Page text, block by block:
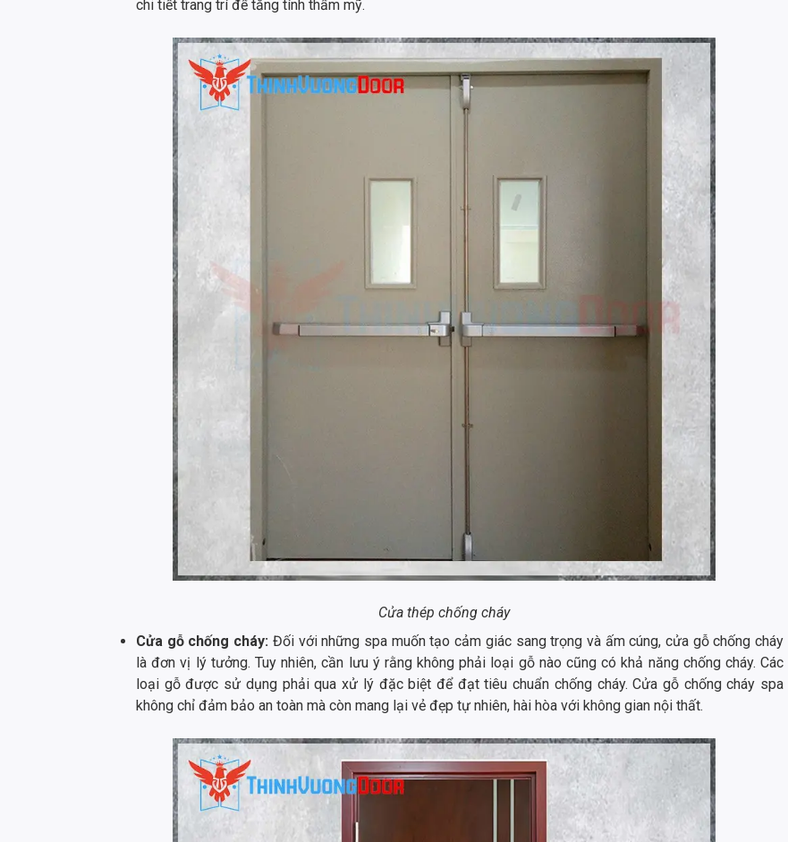
chi tiết trang trí để tăng tính thẩm mỹ.
Cửa thép chống cháy
Cửa gỗ chống cháy: Đối với những spa muốn tạo cảm giác sang trọng và ấm cúng, cửa gỗ chống cháy
là đơn vị lý tưởng. Tuy nhiên, cần lưu ý rằng không phải loại gỗ nào cũng có khả năng chống cháy. Các
loại gỗ được sử dụng phải qua xử lý đặc biệt để đạt tiêu chuẩn chống cháy. Cửa gỗ chống cháy spa
không chỉ đảm bảo an toàn mà còn mang lại vẻ đẹp tự nhiên, hài hòa với không gian nội thất.